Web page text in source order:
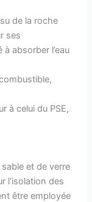
de la roche
ses
absorber l’eau
à celui du PSE,
et de verre
l’isolation des
être employée